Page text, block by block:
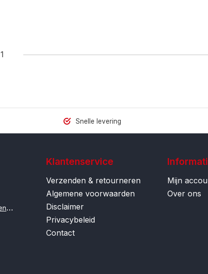
Snelle levering
i
nfo@contactlenzenonline.be
Klantenservice
Verzenden & retourneren
Algemene voorwaarden
Disclaimer
Privacybeleid
Contact
Mijn
Over ons